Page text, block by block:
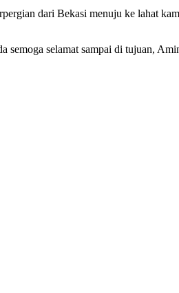
dari Bekasi menuju ke lahat
semoga selamat sampai di tujuan,